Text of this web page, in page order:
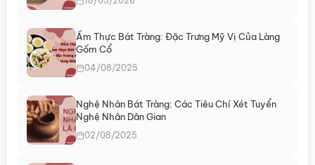
Ẩm Thực Bát Tràng: Đặc Trưng Mỹ Vị Của Làng
Gốm Cổ
04/08/2025
Nghệ Nhân Bát Tràng: Các Tiêu Chí Xét Tuyển
Nghệ Nhân Dân Gian
02/08/2025